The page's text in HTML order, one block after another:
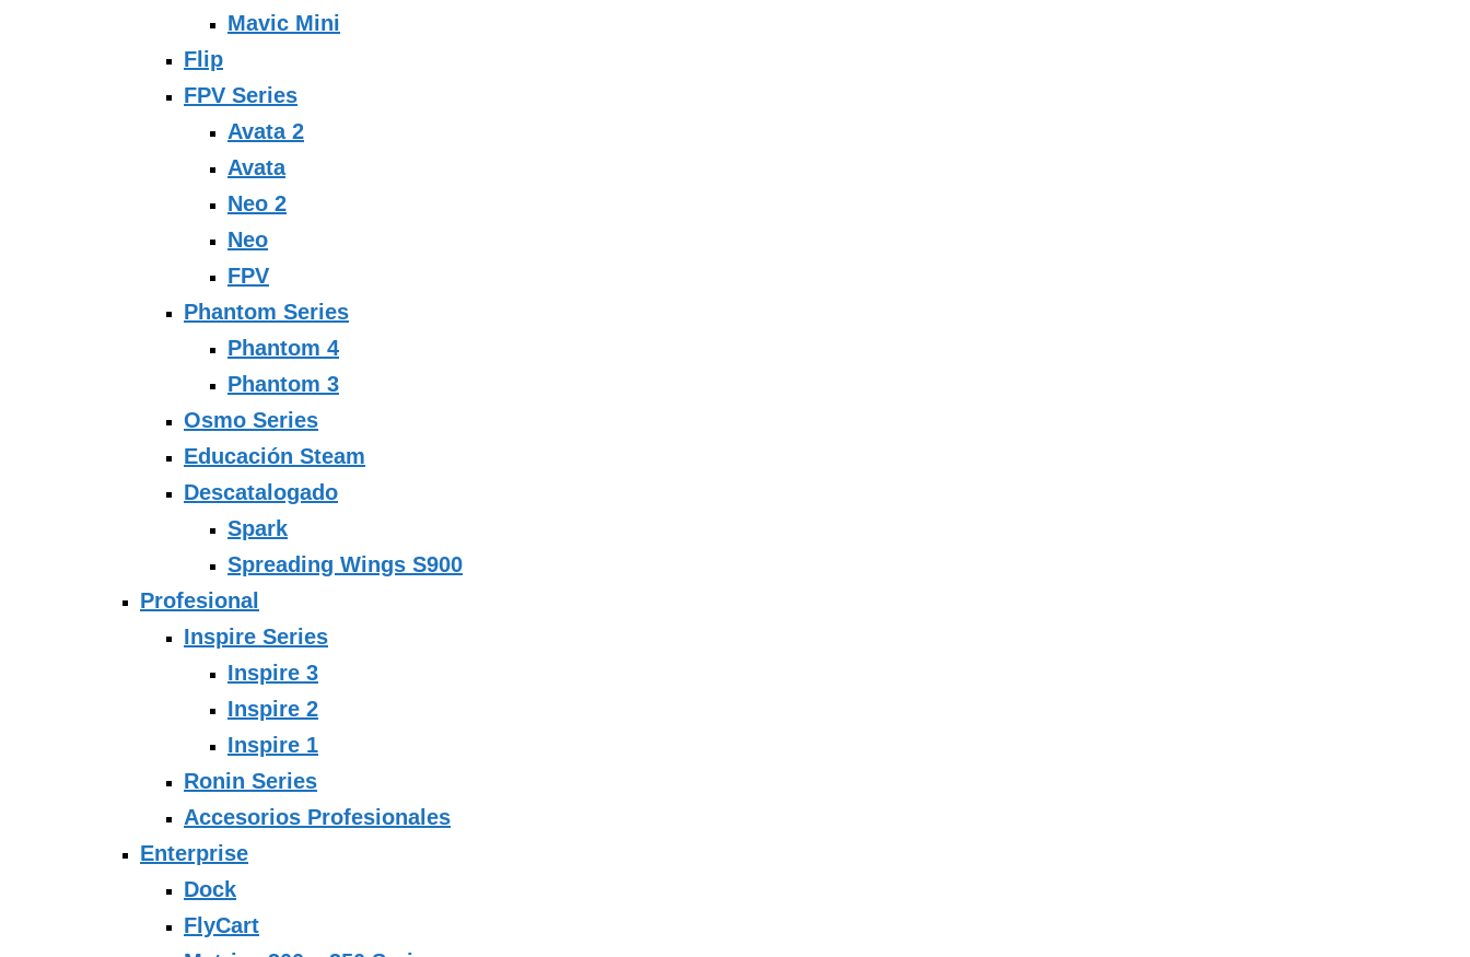
Mavic Mini
Flip
FPV Series
Avata 2
Avata
Neo 2
Neo
FPV
Phantom Series
Phantom 4
Phantom 3
Osmo Series
Educación Steam
Descatalogado
Spark
Spreading Wings S900
Profesional
Inspire Series
Inspire 3
Inspire 2
Inspire 1
Ronin Series
Accesorios Profesionales
Enterprise
Dock
FlyCart